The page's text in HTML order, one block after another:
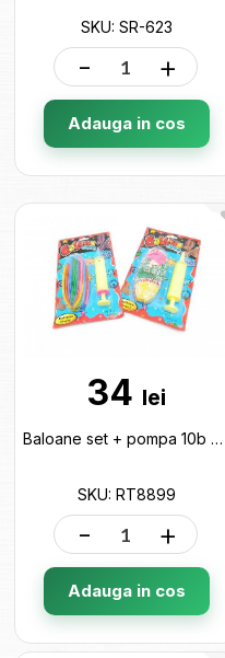
SKU: SR-623
- +
Adauga in cos
34 lei
Baloane set + pompa 10b ML39-2 RT8899
SKU: RT8899
- +
Adauga in cos